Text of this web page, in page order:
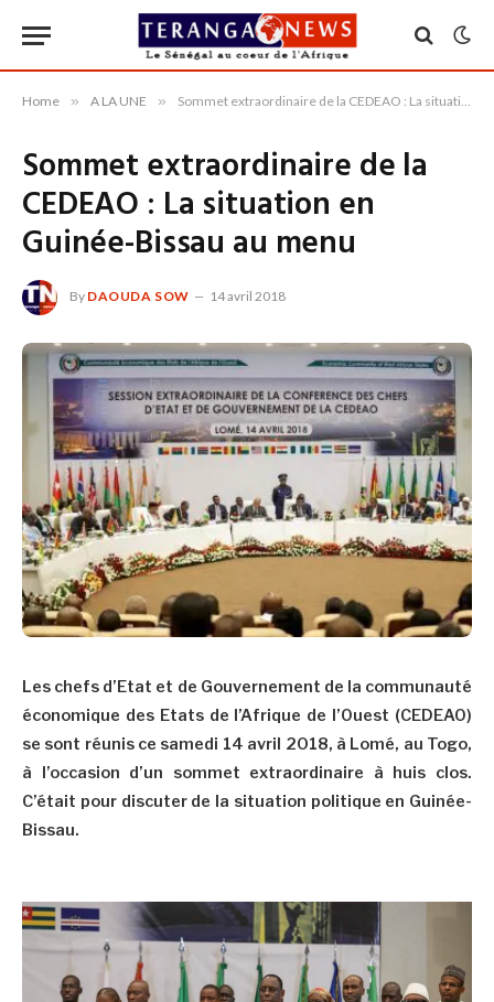
Home » A LA UNE » Sommet extraordinaire de la CEDEAO : La situation en Guinée-Bissau au menu
Sommet extraordinaire de la
CEDEAO : La situation en
Guinée-Bissau au menu
By DAOUDA SOW 14 avril 2018
Les chefs d’Etat et de Gouvernement de la communauté
économique des Etats de l’Afrique de l’Ouest (CEDEAO)
se sont réunis ce samedi 14 avril 2018, à Lomé, au Togo,
à l’occasion d’un sommet extraordinaire à huis clos.
C’était pour discuter de la situation politique en Guinée-
Bissau.